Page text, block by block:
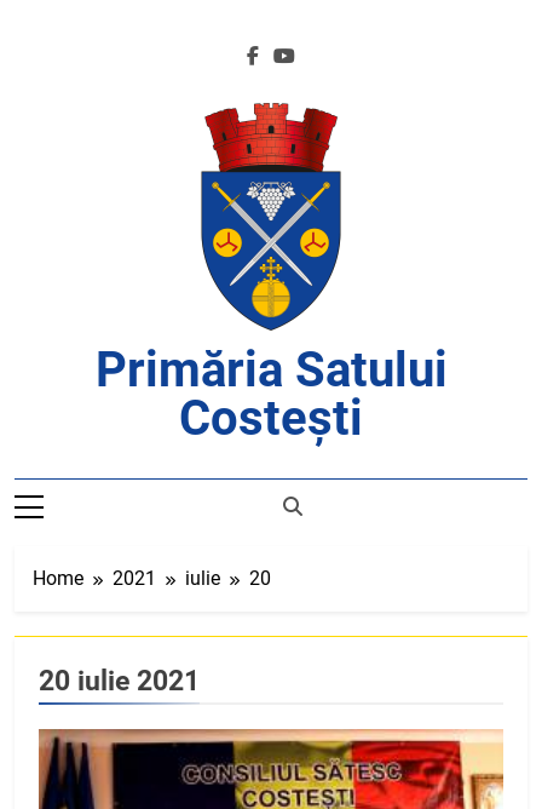
Primăria Satului
Costești
Home 2021 iulie 20
20 iulie 2021